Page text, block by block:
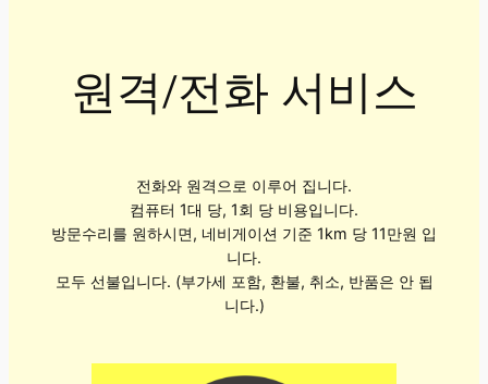
원격/전화 서비스
전화와 원격으로 이루어 집니다.
컴퓨터 1대 당, 1회 당 비용입니다.
방문수리를 원하시면, 네비게이션 기준 1km 당 11만원 입
니다.
모두 선불입니다. (부가세 포함, 환불, 취소, 반품은 안 됩
니다.)